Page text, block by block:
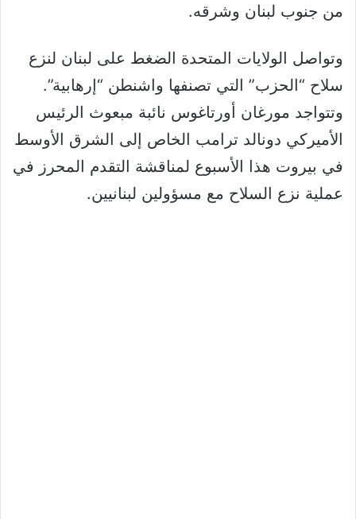
من جنوب لبنان وشرقه.
وتواصل الولايات المتحدة الضغط على لبنان لنزع
سلاح “الحزب” التي تصنفها واشنطن “إرهابية”.
وتتواجد مورغان أورتاغوس نائبة مبعوث الرئيس
الأميركي دونالد ترامب الخاص إلى الشرق الأوسط
في بيروت هذا الأسبوع لمناقشة التقدم المحرز في
عملية نزع السلاح مع مسؤولين لبنانيين.